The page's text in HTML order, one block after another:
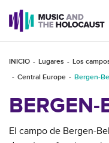
INICIO Lugares
Los
Central Europe
Bergen-
BERGEN-
El campo de Bergen-